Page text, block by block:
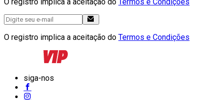
O registro implica a aceitação do Termos e Condições
siga-nos